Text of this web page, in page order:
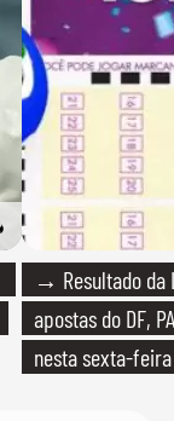
→ Resultado da
apostas do DF,
nesta sexta-feira